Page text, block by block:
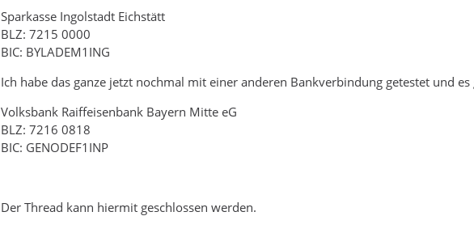
Sparkasse Ingolstadt Eichstätt
BLZ: 7215 0000
BIC: BYLADEM1ING
Ich habe das ganze jetzt nochmal mit einer anderen Bankverbindung getestet und es
Volksbank Raiffeisenbank Bayern Mitte eG
BLZ: 7216 0818
BIC: GENODEF1INP
Der Thread kann hiermit geschlossen werden.